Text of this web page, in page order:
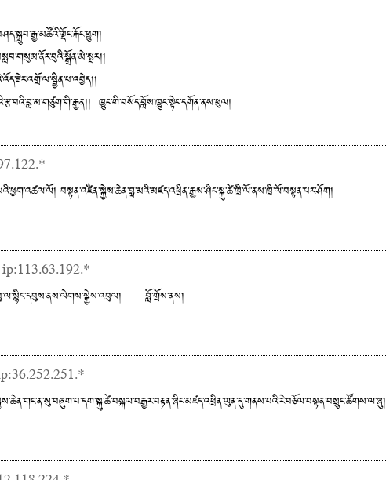
ཁྱུང་གི་བསོད་བློས་ཁྱུང་སྟེང་དགོན་ནས་ཕུལ།
བསྟན་འཛིན་སྐྱེས་ཆེན་བླ་མའི་མཛད་འཕྲིན་རྒྱས་ཤིང་སྐུ་ཚེ་ཁྲི་ལོ་ནས་ཁྲི་ལོ་བསྟན་པར་ཤོག།
ip:113.63.192.*
བློ་གྲོས་ནས།